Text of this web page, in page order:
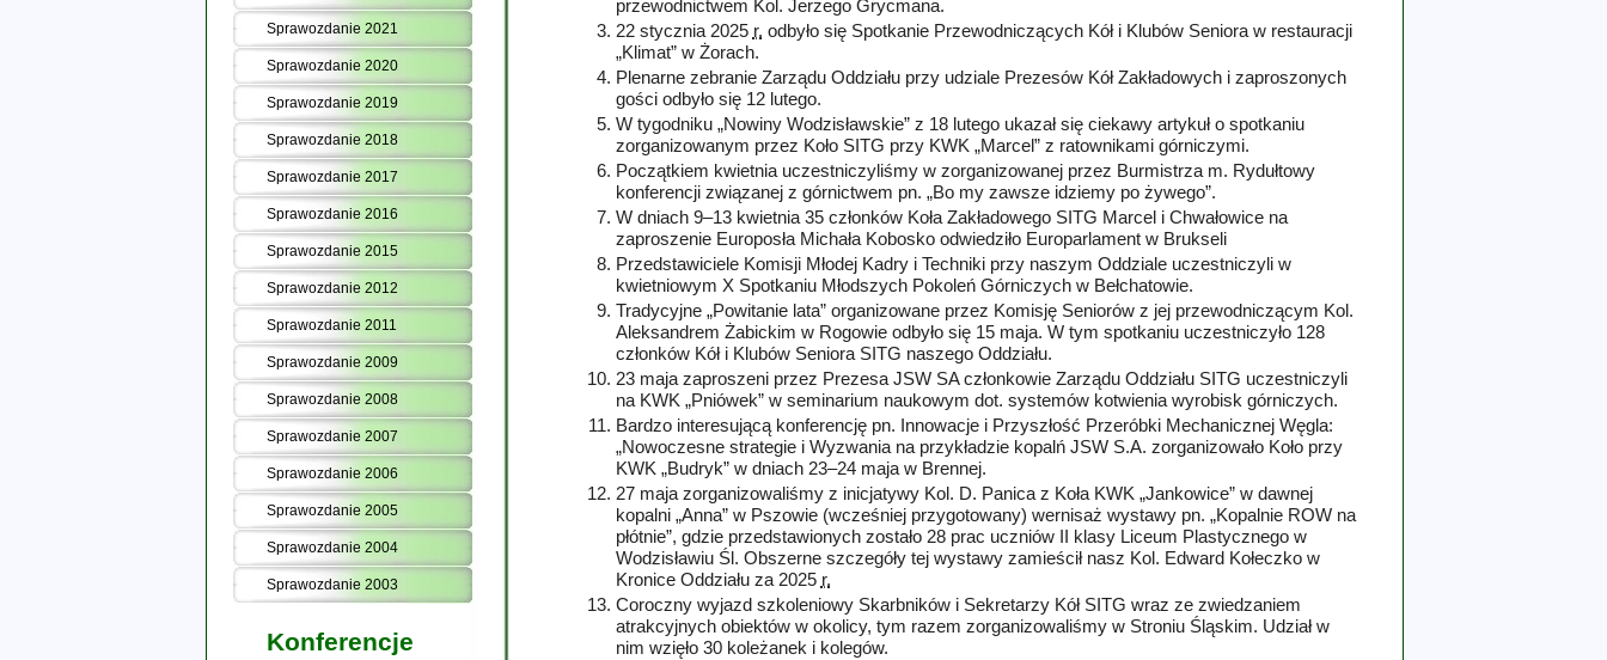
Sprawozdanie 2021
Sprawozdanie 2020
Sprawozdanie 2019
Sprawozdanie 2018
Sprawozdanie 2017
Sprawozdanie 2016
Sprawozdanie 2015
Sprawozdanie 2012
Sprawozdanie 2011
Sprawozdanie 2009
Sprawozdanie 2008
Sprawozdanie 2007
Sprawozdanie 2006
Sprawozdanie 2005
Sprawozdanie 2004
Sprawozdanie 2003
Konferencje
przewodnictwem Kol. Jerzego Grycmana.
22 stycznia 2025 r. odbyło się Spotkanie Przewodniczących Kół i Klubów Seniora w restauracji
„Klimat” w Żorach.
Plenarne zebranie Zarządu Oddziału przy udziale Prezesów Kół Zakładowych i zaproszonych
gości odbyło się 12 lutego.
W tygodniku „Nowiny Wodzisławskie” z 18 lutego ukazał się ciekawy artykuł o spotkaniu
zorganizowanym przez Koło SITG przy KWK „Marcel” z ratownikami górniczymi.
Początkiem kwietnia uczestniczyliśmy w zorganizowanej przez Burmistrza m. Rydułtowy
konferencji związanej z górnictwem pn. „Bo my zawsze idziemy po żywego”.
W dniach 9–13 kwietnia 35 członków Koła Zakładowego SITG Marcel i Chwałowice na
zaproszenie Europosła Michała Kobosko odwiedziło Europarlament w Brukseli
Przedstawiciele Komisji Młodej Kadry i Techniki przy naszym Oddziale uczestniczyli w
kwietniowym X Spotkaniu Młodszych Pokoleń Górniczych w Bełchatowie.
Tradycyjne „Powitanie lata” organizowane przez Komisję Seniorów z jej przewodniczącym Kol.
Aleksandrem Żabickim w Rogowie odbyło się 15 maja. W tym spotkaniu uczestniczyło 128
członków Kół i Klubów Seniora SITG naszego Oddziału.
23 maja zaproszeni przez Prezesa JSW SA członkowie Zarządu Oddziału SITG uczestniczyli
na KWK „Pniówek” w seminarium naukowym dot. systemów kotwienia wyrobisk górniczych.
Bardzo interesującą konferencję pn. Innowacje i Przyszłość Przeróbki Mechanicznej Węgla:
„Nowoczesne strategie i Wyzwania na przykładzie kopalń JSW S.A. zorganizowało Koło przy
KWK „Budryk” w dniach 23–24 maja w Brennej.
27 maja zorganizowaliśmy z inicjatywy Kol. D. Panica z Koła KWK „Jankowice” w dawnej
kopalni „Anna” w Pszowie (wcześniej przygotowany) wernisaż wystawy pn. „Kopalnie ROW na
płótnie”, gdzie przedstawionych zostało 28 prac uczniów II klasy Liceum Plastycznego w
Wodzisławiu Śl. Obszerne szczegóły tej wystawy zamieścił nasz Kol. Edward Kołeczko w
Kronice Oddziału za 2025 r.
Coroczny wyjazd szkoleniowy Skarbników i Sekretarzy Kół SITG wraz ze zwiedzaniem
atrakcyjnych obiektów w okolicy, tym razem zorganizowaliśmy w Stroniu Śląskim. Udział w
nim wzięło 30 koleżanek i kolegów.